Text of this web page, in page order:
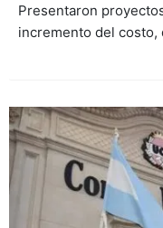
Presentaron
incremento del costo,